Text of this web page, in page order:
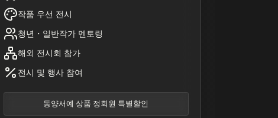
작품 우선 전시
청년・일반작가 멘토링
해외 전시회 참가
전시 및 행사 참여
동양서예 상품 정회원 특별할인